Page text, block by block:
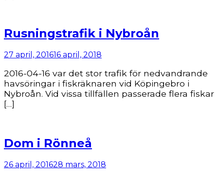
Rusningstrafik i Nybroån
27 april, 201616 april, 2018
2016-04-16 var det stor trafik för nedvandrande
havsöringar i fiskräknaren vid Köpingebro i
Nybroån. Vid vissa tillfällen passerade flera fiskar
[…]
Dom i Rönneå
26 april, 201628 mars, 2018